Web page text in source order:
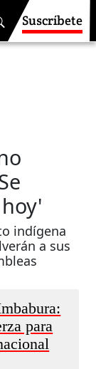
Suscríbete
indígena
a sus
para